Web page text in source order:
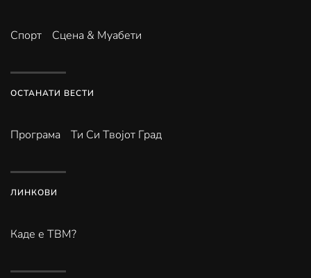
Спорт Сцена & Муабети
ОСТАНАТИ ВЕСТИ
Програма Ти Си Твојот Град
ЛИНКОВИ
Каде е ТВМ?